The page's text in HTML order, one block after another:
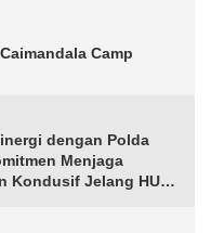
Camp
dengan Polda
Menjaga
Kondusif Jelang HUT